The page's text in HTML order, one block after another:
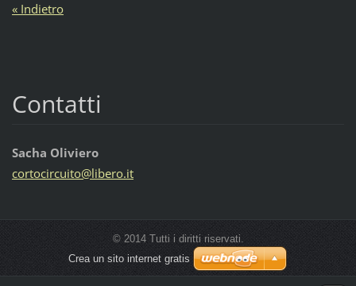
« Indietro
Contatti
Sacha Oliviero
cortocircuito@libero.it
© 2014 Tutti i diritti riservati.
Crea un sito internet gratis